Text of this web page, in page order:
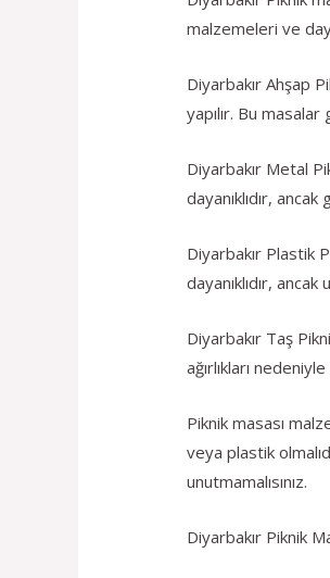
malzemeleri ve
Diyarbakır Ahşap
yapılır. Bu
Diyarbakır Metal
dayanıklıdır, ancak
Diyarbakır Plastik
dayanıklıdır,
Diyarbakır Taş
ağırlıkları
Piknik masası
veya plastik
unutmamalısınız.
Diyarbakır Piknik